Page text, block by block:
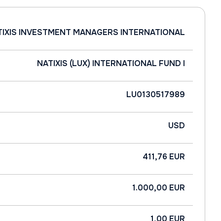
INVESTMENT MANAGERS INTERNATIONAL
NATIXIS (LUX) INTERNATIONAL FUND I
LU0130517989
USD
411,76 EUR
1.000,00 EUR
1,00 EUR